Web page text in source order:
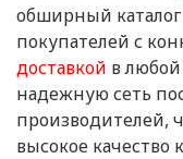
обширный
покупателей с
доставкой в
надежную сеть
производителей,
высокое качество